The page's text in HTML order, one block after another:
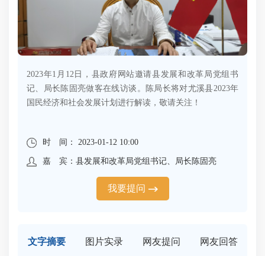
2023年1月12日，县政府网站邀请县发展和改革局党组书
记、局长陈固亮做客在线访谈。陈局长将对尤溪县2023年
国民经济和社会发展计划进行解读，敬请关注！
时 间： 2023-01-12 10:00
嘉 宾：县发展和改革局党组书记、局长陈固亮
我要提问
文字摘要 图片实录 网友提问 网友回答